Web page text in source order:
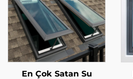
En Çok Satan Su